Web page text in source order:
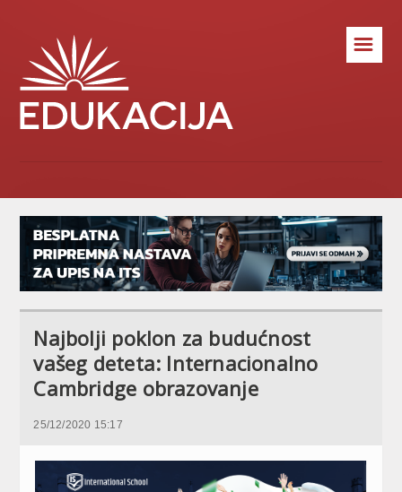
☰
Najbolji poklon za budućnost
vašeg deteta: Internacionalno
Cambridge obrazovanje
25/12/2020 15:17